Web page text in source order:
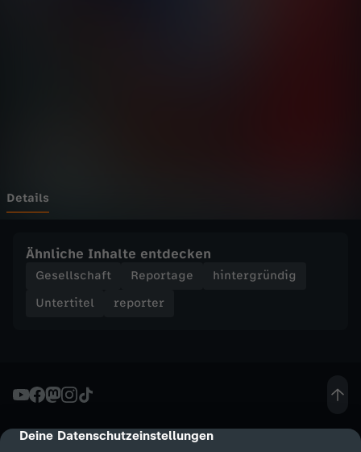
cmp-dialog-description
Deine Datenschutzeinstellungen
B
a
k
o
Details
Ähnliche Inhalte entdecken
Gesellschaft Reportage
hintergründig
Untertitel
reporter